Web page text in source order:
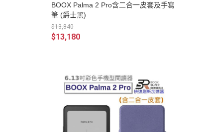
BOOX Palma 2 Pro含二合一皮套及手寫
筆 (爵士黑)
$13,840
$13,180